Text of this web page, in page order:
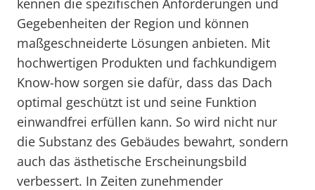
kennen die spezifischen Anforderungen und
Gegebenheiten der Region und können
maßgeschneiderte Lösungen anbieten. Mit
hochwertigen Produkten und fachkundigem
Know-how sorgen sie dafür, dass das Dach
optimal geschützt ist und seine Funktion
einwandfrei erfüllen kann. So wird nicht nur
die Substanz des Gebäudes bewahrt, sondern
auch das ästhetische Erscheinungsbild
verbessert. In Zeiten zunehmender